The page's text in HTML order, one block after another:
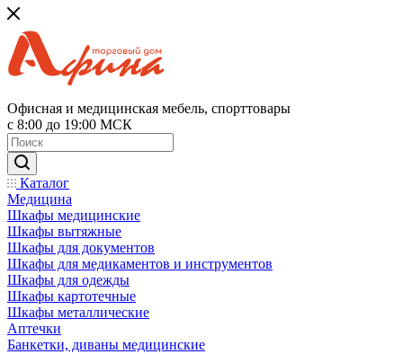
Офисная и медицинская мебель, спорттовары
с 8:00 до 19:00 МСК
Каталог
Медицина
Шкафы медицинские
Шкафы вытяжные
Шкафы для документов
Шкафы для медикаментов и инструментов
Шкафы для одежды
Шкафы картотечные
Шкафы металлические
Аптечки
Банкетки, диваны медицинские